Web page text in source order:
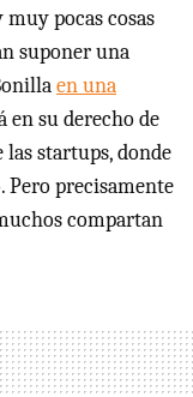
pocas cosas
suponer una
en una
en su derecho de
startups, donde
Pero precisamente
compartan